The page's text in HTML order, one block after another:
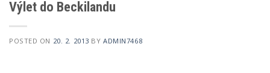
Výlet do Beckilandu
POSTED ON 20. 2. 2013 BYADMIN7468